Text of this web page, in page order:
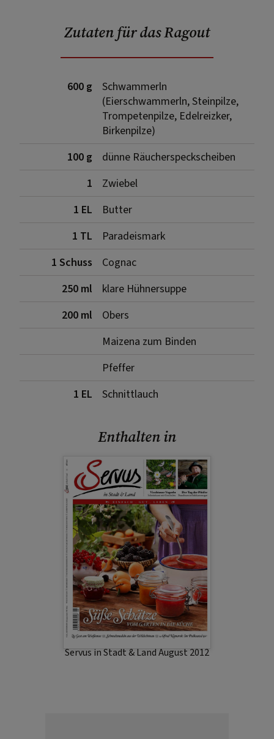
Zutaten für das Ragout
600 g
Schwammerln
(Eierschwammerln, Steinpilze,
Trompetenpilze, Edelreizker,
Birkenpilze)
100 g
dünne Räucherspeckscheiben
1
Zwiebel
1 EL
Butter
1 TL
Paradeismark
1 Schuss
Cognac
250 ml
klare Hühnersuppe
200 ml
Obers
Maizena zum Binden
Pfeffer
1 EL
Schnittlauch
Enthalten in
Servus in Stadt & Land August 2012